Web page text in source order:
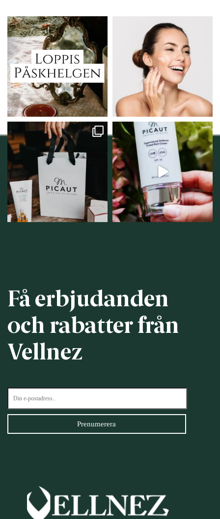
Vi skall ha loppis!
I Vellnez anda;...
6 0
Behandlingserbjudande
februari-mars!
Vi...
0
Vellnez – din
samlingsplats för
personlig handel i
12 0
Njut av solens härliga
strålar men skydda dig...
12 1
Få erbjudanden
och rabatter från
Vellnez